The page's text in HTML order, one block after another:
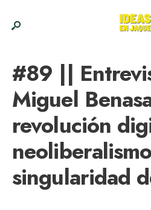
#89 ||
Miguel
revolución
singularidad